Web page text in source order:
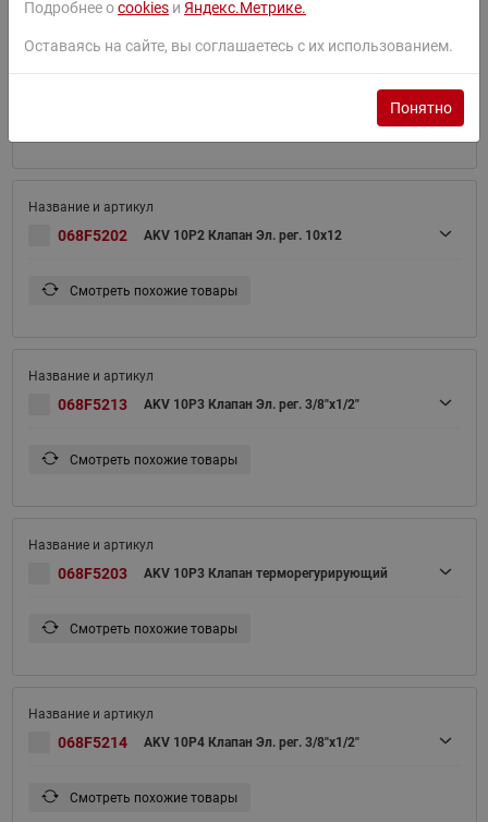
AKV 10P2 Клапан терморегурирующий(пр.
класс 0151407352)
068F5202 AKV 10P2 Клапан Эл. рег. 10x12
Смотреть похожие товары
068F5213 AKV 10P3 Клапан Эл. рег. 3/8"х1/2"
Смотреть похожие товары
068F5203 AKV 10P3 Клапан терморегурирующий
Смотреть похожие товары
068F5214 AKV 10P4 Клапан Эл. рег. 3/8"х1/2"
Смотреть похожие товары
Подробнее оcookies и Яндекс.Метрике.
Оставаясь на сайте, вы соглашаетесь с их использованием.
Понятно